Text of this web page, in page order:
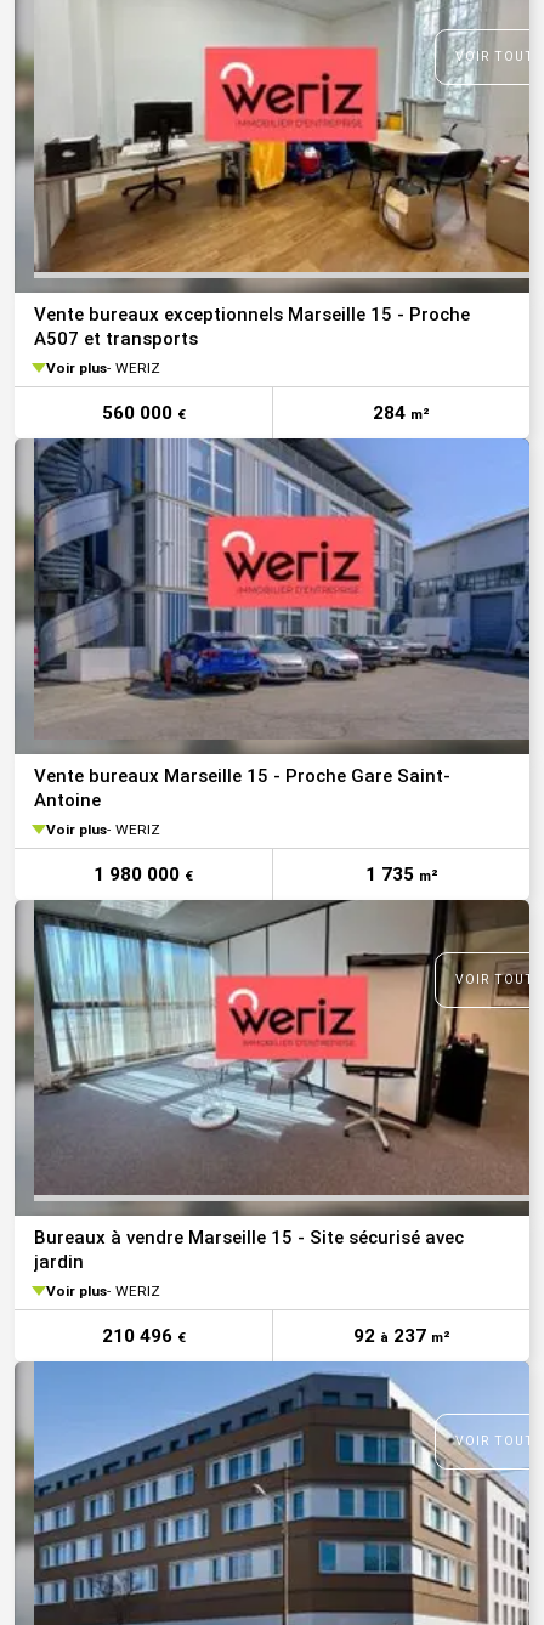
VOIR
Vente bureaux exceptionnels Marseille 15 - Proche
A507 et transports
Voir plus WERIZ
560 000 € 284 m²
Vente bureaux Marseille 15 - Proche Gare Saint-
Antoine
Voir plus WERIZ
1 980 000 € 1 735 m²
VOIR
Bureaux à vendre Marseille 15 - Site sécurisé avec
jardin
Voir plus WERIZ
210 496 € 92 à 237 m²
VOIR